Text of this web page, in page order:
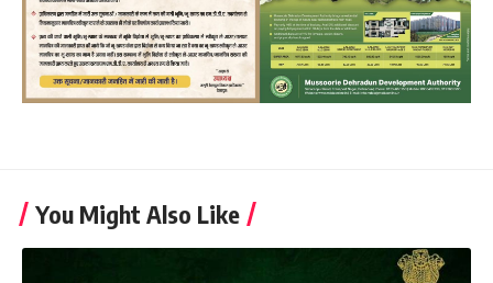
You Might Also Like